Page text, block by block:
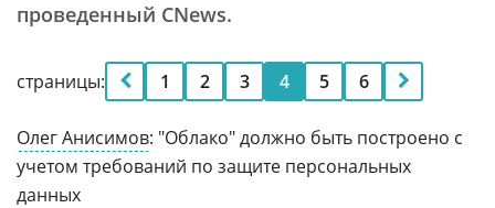
проведенный CNews.
страницы: 1 2 3 4 5 6
Олег Анисимов: "Облако" должно быть построено с
учетом требований по защите персональных
данных